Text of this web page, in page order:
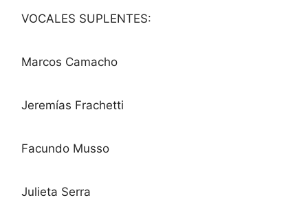
VOCALES SUPLENTES:
Marcos Camacho
Jeremías Frachetti
Facundo Musso
Julieta Serra